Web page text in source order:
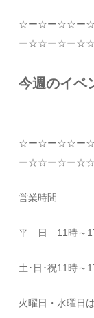
☆ー☆ー☆☆ー☆
ー☆☆ー☆ー☆☆
今週のイベ
☆ー☆ー☆☆ー☆
ー☆☆ー☆ー☆☆
営業時間
平 日 11時～
土･日･祝11時～
火曜日・水曜日